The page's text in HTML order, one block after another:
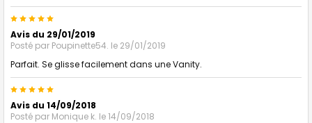
5
Avis du 29/01/2019
Posté par Poupinette54. le 29/01/2019
Parfait. Se glisse facilement dans une Vanity.
5
Avis du 14/09/2018
Posté par Monique k. le 14/09/2018